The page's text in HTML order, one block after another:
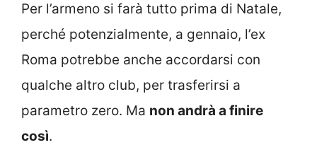
Per l’armeno si farà tutto prima di Natale,
perché potenzialmente, a gennaio, l’ex
Roma potrebbe anche accordarsi con
qualche altro club, per trasferirsi a
parametro zero. Ma non andrà a finire
così.